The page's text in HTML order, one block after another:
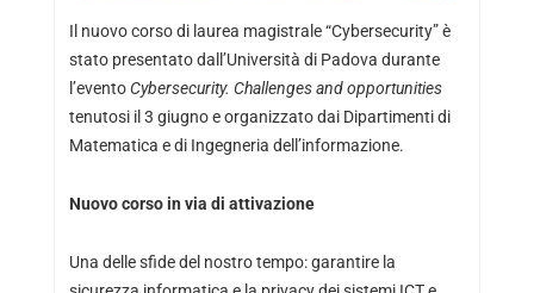
Il nuovo corso di laurea magistrale “Cybersecurity” è
stato presentato dall’Università di Padova durante
l’eventoCybersecurity. Challenges and opportunities
tenutosi il 3 giugno e organizzato dai Dipartimenti di
Matematica e di Ingegneria dell’informazione.
Nuovo corso in via di attivazione
Una delle sfide del nostro tempo: garantire la